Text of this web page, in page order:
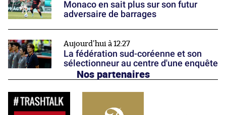
Monaco en sait plus sur son futur
adversaire de barrages
Aujourd'hui à 12:27
La fédération sud-coréenne et son
sélectionneur au centre d'une enquête
Nos partenaires